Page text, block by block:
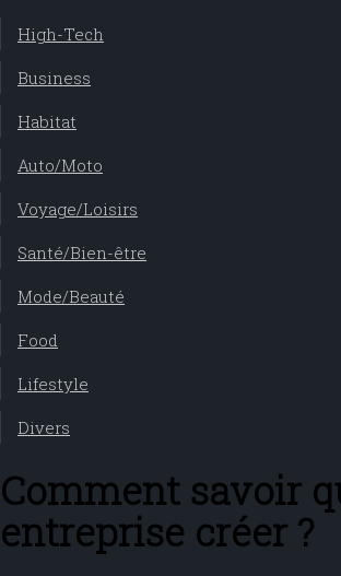
High-Tech
Business
Habitat
Auto/Moto
Voyage/Loisirs
Santé/Bien-être
Mode/Beauté
Food
Lifestyle
Divers
Comment savoir
entreprise créer ?